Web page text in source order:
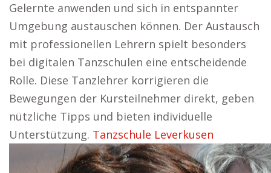
Gelernte anwenden und sich in entspannter
Umgebung austauschen können. Der Austausch
mit professionellen Lehrern spielt besonders
bei digitalen Tanzschulen eine entscheidende
Rolle. Diese Tanzlehrer korrigieren die
Bewegungen der Kursteilnehmer direkt, geben
nützliche Tipps und bieten individuelle
Unterstützung. Tanzschule Leverkusen